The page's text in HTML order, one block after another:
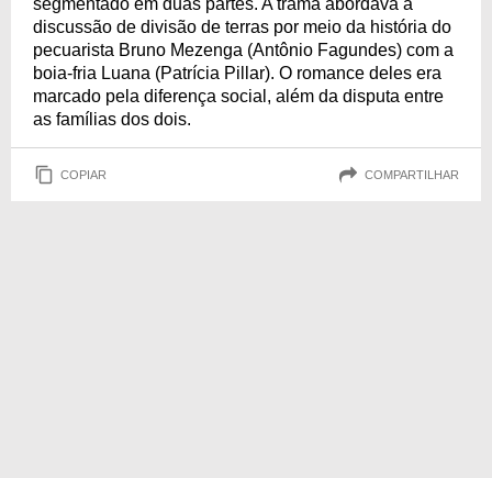
segmentado em duas partes. A trama abordava a
discussão de divisão de terras por meio da história do
pecuarista Bruno Mezenga (Antônio Fagundes) com a
boia-fria Luana (Patrícia Pillar). O romance deles era
marcado pela diferença social, além da disputa entre
as famílias dos dois.
COPIAR COMPARTILHAR